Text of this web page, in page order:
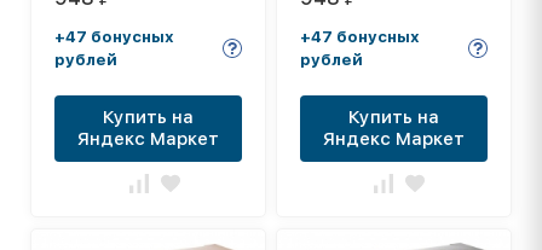
см x 5 м, арт. 162794,
черно-голубой
+47 бонусных
рублей
Купить на
Яндекс Маркет
см x 5 м, арт. 163159,
оранжево-черный
+47 бонусных
рублей
Купить на
Яндекс Маркет